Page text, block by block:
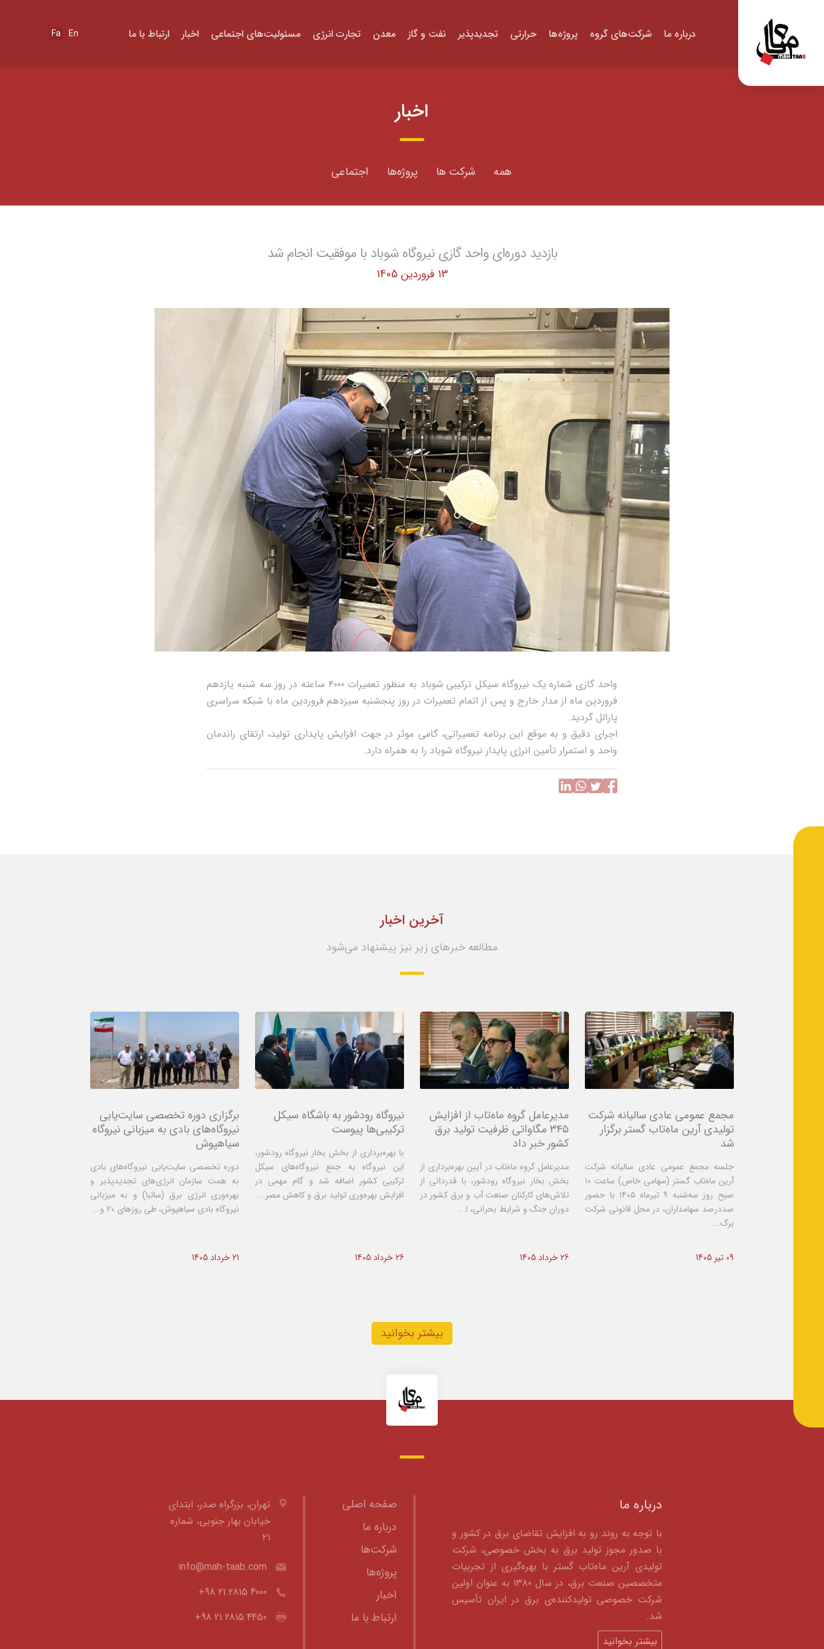
En
Fa درباره ما شرکت‌های گروه پروژه‌ها حرارتی تجدیدپذیر نفت و گاز معدن تجارت انرژی مسئولیت‌های اجتماعی اخبار ارتباط با ما
اخبار
همه شرکت ها پروژه‌ها اجتماعی
بازدید دوره‌ای واحد گازی نیروگاه شوباد با موفقیت انجام شد
13 فروردین 1405
واحد گازی شماره یک نیروگاه سیکل ترکیبی شوباد به منظور تعمیرات ۴۰۰۰ ساعته در روز سه شنبه یازدهم
فروردین ماه از مدار خارج و پس از اتمام تعمیرات در روز پنجشنبه سیزدهم فروردین ماه با شبکه سراسری
پارالل گردید.
اجرای دقیق و به موقع این برنامه تعمیراتی، گامی موثر در جهت افزایش پایداری تولید، ارتقای راندمان
واحد و استمرار تأمین انرژی پایدار نیروگاه شوباد را به همراه دارد.
آخرین اخبار
مطالعه خبرهای زیر نیز پیشنهاد می‌شود
مجمع عمومی عادی سالیانه شرکت
تولیدی آرین ماه‌تاب گستر برگزار
شد
جلسه مجمع عمومی عادی سالیانه شرکت
آرین ماه‌تاب گستر (سهامی خاص) ساعت ۱۰
صبح روز سه‌شنبه ۹ تیرماه ۱۴۰۵ با حضور
صددرصد سهامداران، در محل قانونی شرکت
برگ...
09 تیر 1405
مدیرعامل گروه ماه‌تاب از افزایش
۳۴۵ مگاواتی ظرفیت تولید برق
کشور خبر داد
مدیرعامل گروه ماه‌تاب در آیین بهره‌برداری از
بخش بخار نیروگاه رودشور، با قدردانی از
تلاش‌های کارکنان صنعت آب و برق کشور در
دوران جنگ و شرایط بحرانی، ا...
26 خرداد 1405
نیروگاه رودشور به باشگاه سیکل
ترکیبی‌ها پیوست
با بهره‌برداری از بخش بخار نیروگاه رودشور،
این نیروگاه به جمع نیروگاه‌های سیکل
ترکیبی کشور اضافه شد و گام مهمی در
افزایش بهره‌وری تولید برق و کاهش مصر...
26 خرداد 1405
برگزاری دوره تخصصی سایت‌یابی
نیروگاه‌های بادی به میزبانی نیروگاه
سیاهپوش
دوره تخصصی سایت‌یابی نیروگاه‌های بادی
به همت سازمان انرژی‌های تجدیدپذیر و
بهره‌وری انرژی برق (ساتبا) و به میزبانی
نیروگاه بادی سیاهپوش، طی روزهای ۲۰ و...
21 خرداد 1405
بیشتر بخوانید
درباره ما
با توجه به روند رو به افزایش تقاضای برق در کشور و
با صدور مجوز تولید برق به بخش خصوصی، شرکت
تولیدی آرین ماه‌تاب گستر با بهره‌گیری از تجربیات
متخصصین صنعت برق، در سال ۱۳۸۰ به عنوان اولین
شرکت خصوصی تولیدکننده‌ی برق در ایران تأسیس
شد.
بیشتر بخوانید
صفحه اصلی
درباره ما
شرکت‌ها
پروژه‌ها
اخبار
ارتباط با ما
تهران، بزرگراه صدر، ابتدای
خیابان بهار جنوبی، شماره
۲۱
info@mah-taab.com
+98 21 2815 4000
+98 21 2815 4450